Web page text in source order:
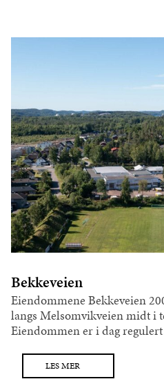
Bekkeveien
Eiendommene Bekkeveien
langs Melsomvikveien midt i
Eiendommen er i dag
LES MER